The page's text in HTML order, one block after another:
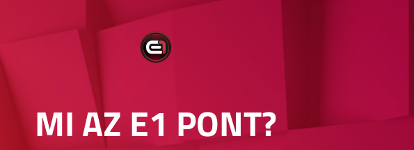
MI AZ E1 PONT?